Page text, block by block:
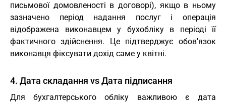
письмової домовленості в договорі), якщо в ньому
зазначено період надання послуг і операція
відображена виконавцем у бухобліку в періоді її
фактичного здійснення. Це підтверджує обов'язок
виконавця фіксувати дохід саме у квітні.
4. Дата складання vs Дата підписання
Для бухгалтерського обліку важливою є дата